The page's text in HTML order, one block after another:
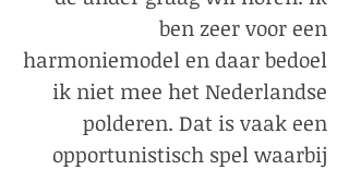
ben zeer voor een
harmoniemodel en daar bedoel
ik niet mee het Nederlandse
polderen. Dat is vaak een
opportunistisch spel waarbij